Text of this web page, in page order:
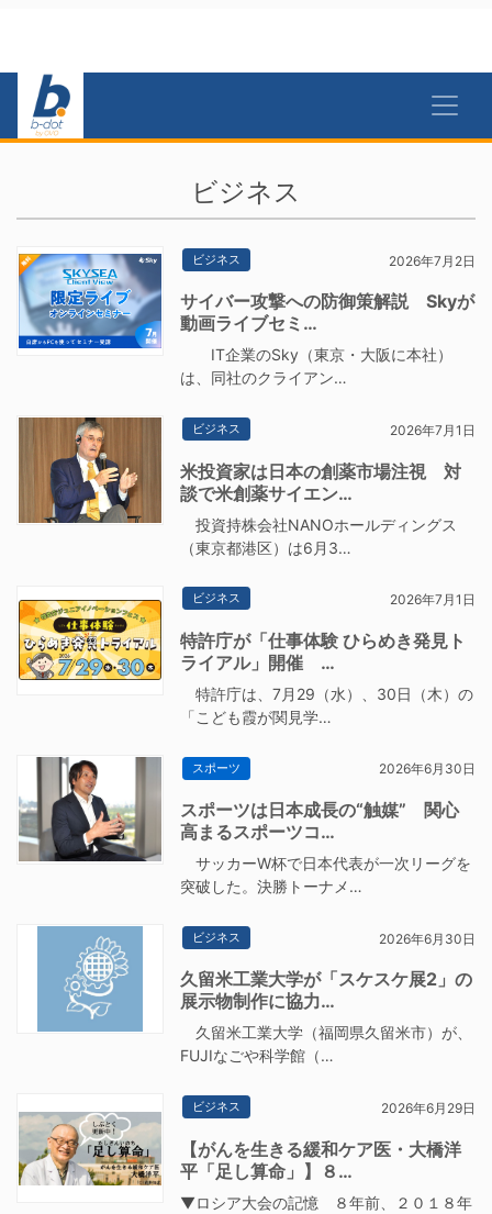
ビジネス
ビジネス 2026年7月2日
サイバー攻撃への防御策解説 Skyが
動画ライブセミ…
IT企業のSky（東京・大阪に本社）
は、同社のクライアン…
ビジネス 2026年7月1日
米投資家は日本の創薬市場注視 対
談で米創薬サイエン…
投資持株会社NANOホールディングス
（東京都港区）は6月3…
ビジネス 2026年7月1日
特許庁が「仕事体験 ひらめき発見ト
ライアル」開催 …
特許庁は、7月29（水）、30日（木）の
「こども霞が関見学…
スポーツ 2026年6月30日
スポーツは日本成長の“触媒” 関心
高まるスポーツコ…
サッカーW杯で日本代表が一次リーグを
突破した。決勝トーナメ…
ビジネス 2026年6月30日
久留米工業大学が「スケスケ展2」の
展示物制作に協力…
久留米工業大学（福岡県久留米市）が、
FUJIなごや科学館（…
ビジネス 2026年6月29日
【がんを生きる緩和ケア医・大橋洋
平「足し算命」】８…
▼ロシア大会の記憶 ８年前、２０１８年